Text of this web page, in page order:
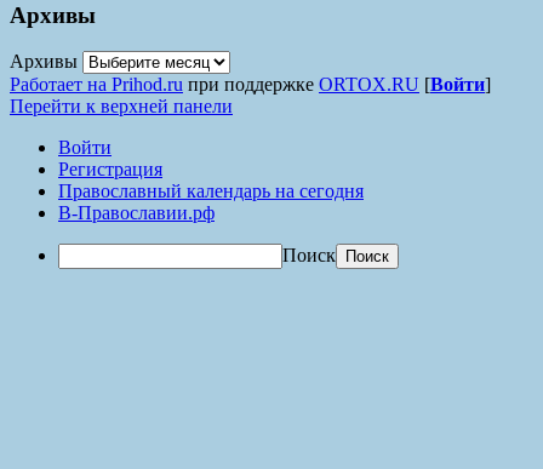
Архивы
Архивы
Работает на Prihod.ru при поддержке ORTOX.RU [Войти]
Перейти к верхней панели
Войти
Регистрация
Православный календарь на сегодня
В-Православии.рф
Поиск